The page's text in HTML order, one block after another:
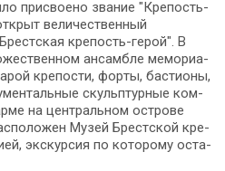
присвоено звание "Крепость-
величественный
крепость-герой". В
ан­сам­бле ме­мо­ри­а­
кре­по­сти, фор­ты, ба­сти­о­ны,
скульп­тур­ные ком­
на цен­траль­ном ост­ро­ве
Музей Брест­ской кре­
экскурсия по ко­то­ро­му оста­